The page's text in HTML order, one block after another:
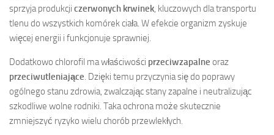
sprzyja produkcji czerwonych krwinek, kluczowych dla transportu
tlenu do wszystkich komórek ciała. W efekcie organizm zyskuje
więcej energii i funkcjonuje sprawniej.
Dodatkowo chlorofil ma właściwości przeciwzapalne oraz
przeciwutleniające. Dzięki temu przyczynia się do poprawy
ogólnego stanu zdrowia, zwalczając stany zapalne i neutralizując
szkodliwe wolne rodniki. Taka ochrona może skutecznie
zmniejszyć ryzyko wielu chorób przewlekłych.